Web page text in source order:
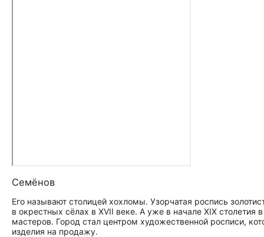
Семёнов
Его называют столицей хохломы. Узорчатая роспись
в окрестных сёлах в XVII веке. А уже в начале XIX
мастеров. Город стал центром художественной росписи,
изделия на продажу.